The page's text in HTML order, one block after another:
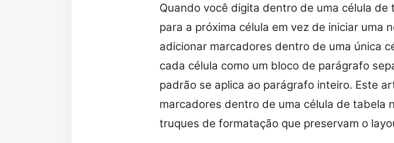
Quando você digita dentro de uma célula
para a próxima célula em vez de iniciar uma
adicionar marcadores dentro de uma única
cada célula como um bloco de parágrafo
padrão se aplica ao parágrafo inteiro. Este
marcadores dentro de uma célula de tabela
truques de formatação que preservam o